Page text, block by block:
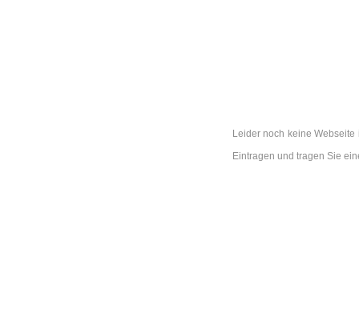
Leider noch keine
Eintragen und tragen Sie